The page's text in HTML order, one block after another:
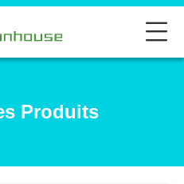
Produits